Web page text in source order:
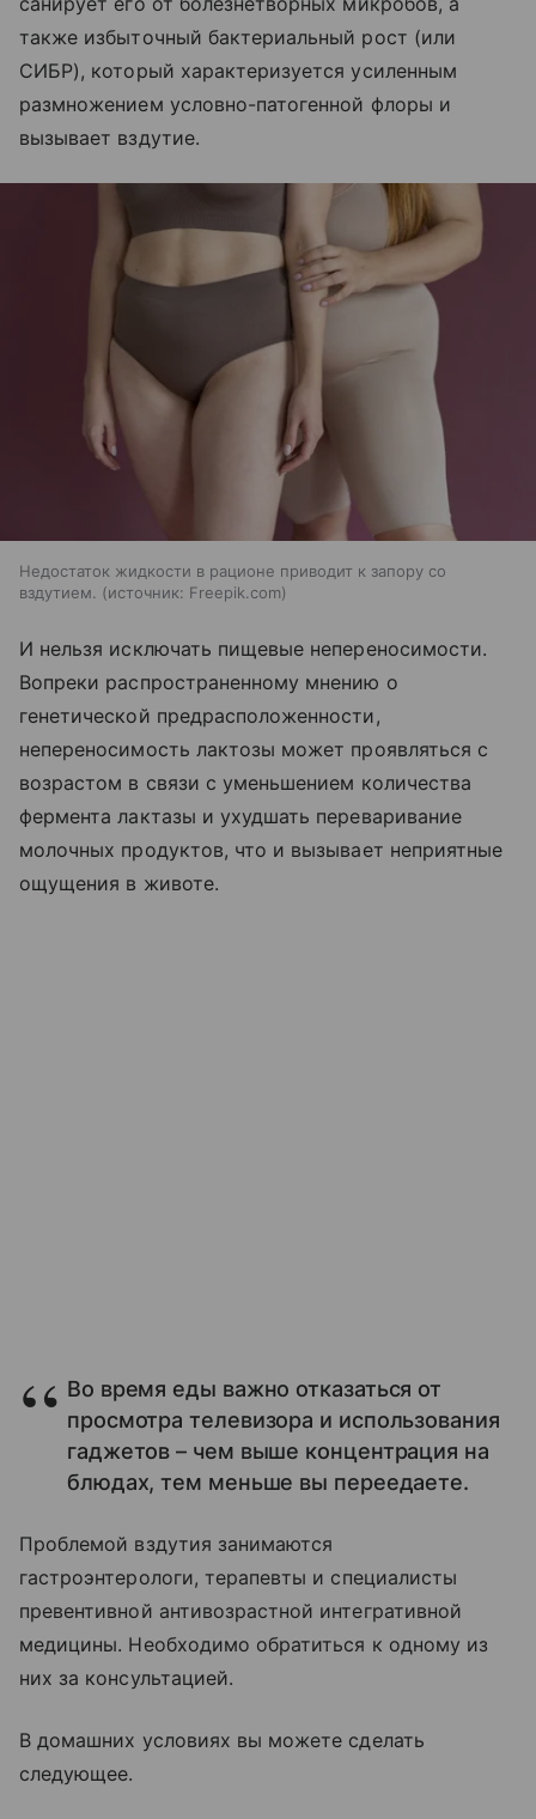
также избыточный бактериальный рост (или
СИБР), который характеризуется усиленным
размножением условно-патогенной флоры и
вызывает вздутие.
Недостаток жидкости в рационе приводит к запору со
вздутием.
источник: Freepik.com
И нельзя исключать пищевые непереносимости.
Вопреки распространенному мнению о
генетической предрасположенности,
непереносимость лактозы может проявляться с
возрастом в связи с уменьшением количества
фермента лактазы и ухудшать переваривание
молочных продуктов, что и вызывает неприятные
ощущения в животе.
Во время еды важно отказаться от
просмотра телевизора и использования
гаджетов – чем выше концентрация на
блюдах, тем меньше вы переедаете.
Проблемой вздутия занимаются
гастроэнтерологи, терапевты и специалисты
превентивной антивозрастной интегративной
медицины. Необходимо обратиться к одному из
них за консультацией.
В домашних условиях вы можете сделать
следующее.